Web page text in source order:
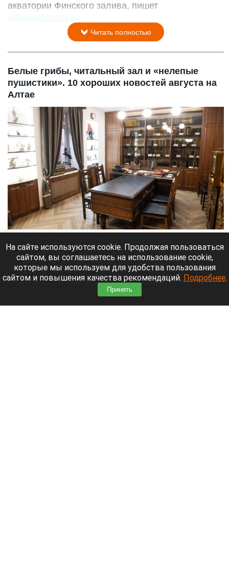
акватории Финского залива, пишет
«Коммерсантъ»
Читать полностью
Белые грибы, читальный зал и «нелепые
пушистики». 10 хороших новостей августа на
Алтае
Анна Зайкова
9 августа 2026 в 12:00
Предлагаем поднять настроение перед рабочей
неделей и почитать, как двух человек спасли из
крупного пожара в Бийске, как три
На сайте используются cookie. Продолжая пользоваться
сайтом, вы соглашаетесь на использование cookie,
которые мы используем для удобства пользования
сайтом и повышения качества рекомендаций. Подробнее.
Принять